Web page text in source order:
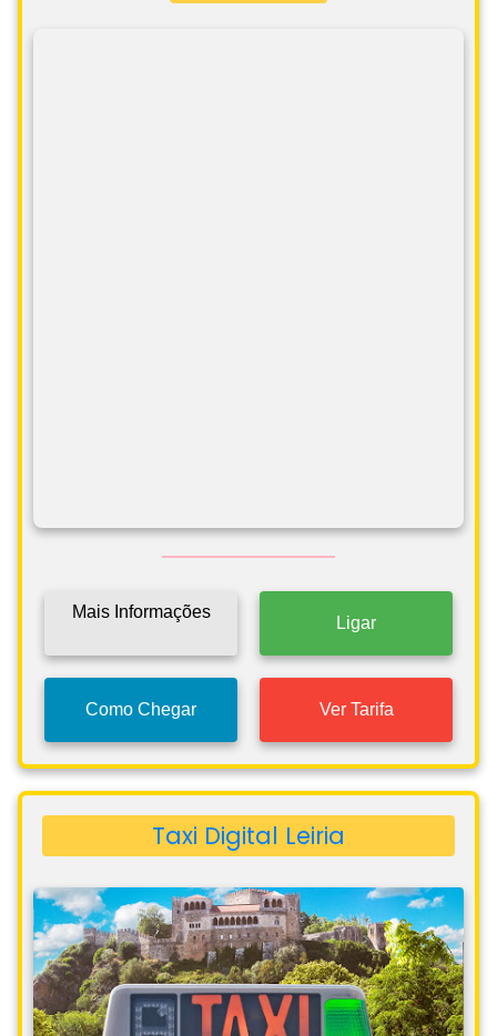
Mais Informações
Ligar
Como Chegar Ver Tarifa
Taxi Digital Leiria